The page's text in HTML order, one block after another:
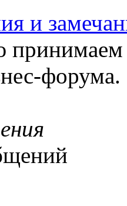
и
форума.